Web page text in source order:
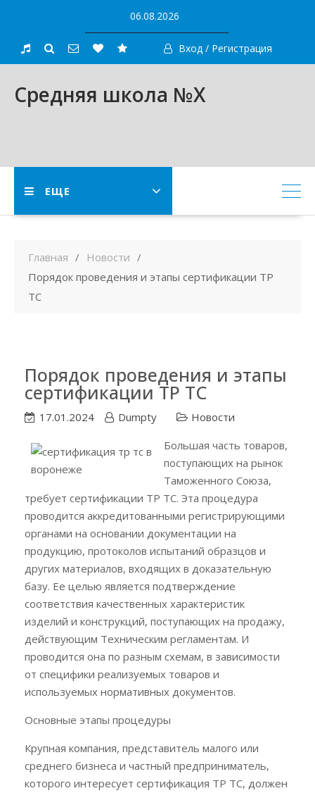
content
06.08.2026
Вход / Регистрация
Средняя школа №X
ЕЩЕ
Главная
Новости
Порядок проведения и этапы сертификации ТР
ТС
Порядок проведения и этапы
сертификации ТР ТС
17.01.2024 Dumpty
Новости
Большая часть товаров,
поступающих на рынок
Таможенного Союза,
требует сертификации ТР ТС. Эта процедура
проводится аккредитованными регистрирующими
органами на основании документации на
продукцию, протоколов испытаний образцов и
других материалов, входящих в доказательную
базу. Ее целью является подтверждение
соответствия качественных характеристик
изделий и конструкций, поступающих на продажу,
действующим Техническим регламентам. И
проводится она по разным схемам, в зависимости
от специфики реализуемых товаров и
используемых нормативных документов.
Основные этапы процедуры
Крупная компания, представитель малого или
среднего бизнеса и частный предприниматель,
которого интересует сертификация ТР ТС, должен